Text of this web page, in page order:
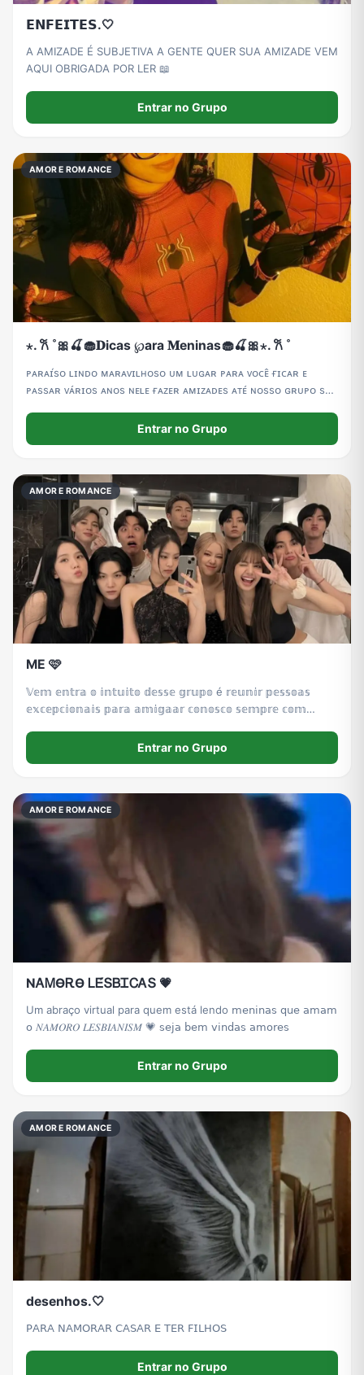
𝗘𝗡𝗙𝗘𝗜𝗧𝗘𝗦.🤍
A AMIZADE É SUBJETIVA A GENTE QUER SUA AMIZADE VEM
AQUI OBRIGADA POR LER 📖
Entrar no Grupo
AMOR E ROMANCE
⋆. 𐙚 ˚🎀🍒🧁𝐃icas ℘ara 𝐌eninas🧁🍒🎀⋆. 𐙚 ˚
ᴘᴀʀᴀɪ́sᴏ ʟɪɴᴅᴏ ᴍᴀʀᴀᴠɪʟʜᴏsᴏ ᴜᴍ ʟᴜɢᴀʀ ᴘᴀʀᴀ ᴠᴏᴄᴇ̂ ғɪᴄᴀʀ ᴇ
ᴘᴀssᴀʀ ᴠᴀ́ʀɪᴏs ᴀɴᴏs ɴᴇʟᴇ ғᴀᴢᴇʀ ᴀᴍɪᴢᴀᴅᴇs ᴀᴛᴇ́ ɴᴏssᴏ ɢʀᴜᴘᴏ sᴇ
Entrar no Grupo
AMOR E ROMANCE
ME 🩷
𝕍𝕖𝕞 𝕖𝕟𝕥𝕣𝕒 𝕠 𝕚𝕟𝕥𝕦𝕚𝕥𝕠 𝕕𝕖𝕤𝕤𝕖 𝕘𝕣𝕦𝕡𝕠 é 𝕣𝕖𝕦𝕟𝕚𝕣 𝕡𝕖𝕤𝕤𝕠𝕒𝕤
𝕖𝕩𝕔𝕖𝕡𝕔𝕚𝕠𝕟𝕒𝕚𝕤 𝕡𝕒𝕣𝕒 𝕒𝕞𝕚𝕘𝕒𝕒𝕣 𝕔𝕠𝕟𝕠𝕤𝕔𝕠 𝕤𝕖𝕞𝕡𝕣𝕖 𝕔𝕠𝕞
Entrar no Grupo
AMOR E ROMANCE
ΝᎪᎷϴᎡϴ ᏞᎬ́ՏᏴᏆᏟᎪՏ 💗
Um abraço virtual para quem está lendo 𝗆𝖾𝗇𝗂𝗇𝖺𝗌 𝗊𝗎𝖾 𝖺𝗆𝖺𝗆
𝗈 𝑁𝐴𝑀𝑂𝑅𝑂 𝐿𝐸𝑆𝐵𝐼𝐴𝑁𝐼𝑆𝑀 💗 𝗌𝖾𝗃𝖺 𝖻𝖾𝗆 𝗏𝗂𝗇𝖽𝖺𝗌 𝖺𝗆𝗈𝗋𝖾𝗌
Entrar no Grupo
AMOR E ROMANCE
desenhos.🤍
𝖯𝖠𝖱𝖠 𝖭𝖠𝖬𝖮𝖱𝖠𝖱 𝖢𝖠𝖲𝖠𝖱 𝖤 𝖳𝖤𝖱 𝖥𝖨𝖫𝖧𝖮𝖲
Entrar no Grupo